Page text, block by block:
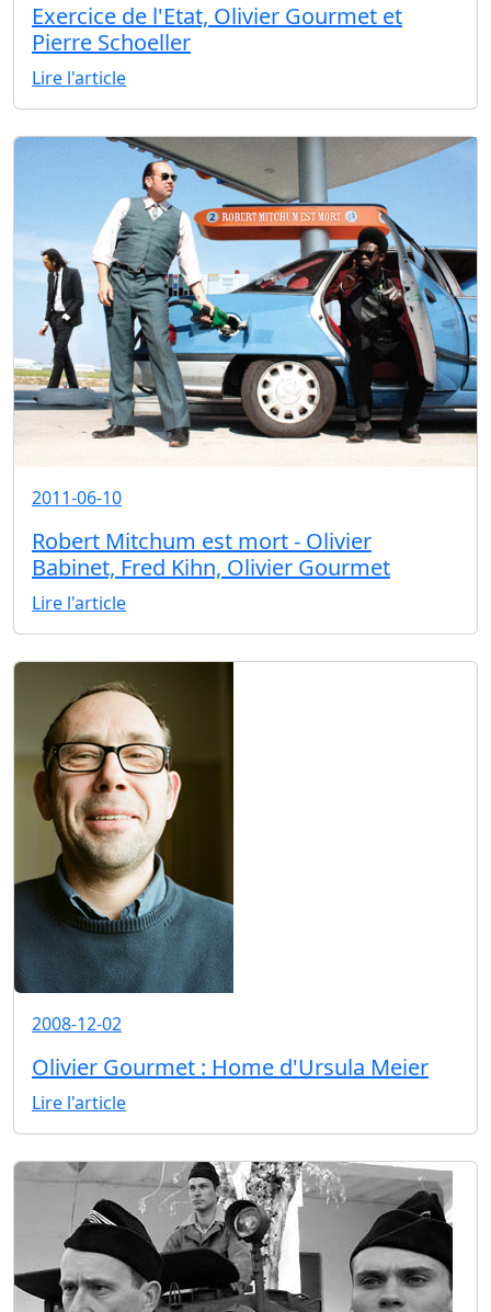
Exercice de l'Etat, Olivier Gourmet et
Pierre Schoeller
Lire l'article
2011-06-10
Robert Mitchum est mort - Olivier
Babinet, Fred Kihn, Olivier Gourmet
Lire l'article
2008-12-02
Olivier Gourmet : Home d'Ursula Meier
Lire l'article